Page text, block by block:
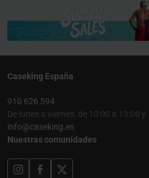
Caseking España
910 626 594
De lunes a viernes, de 10:00 a 13:00
info@caseking.es
Nuestras comunidades